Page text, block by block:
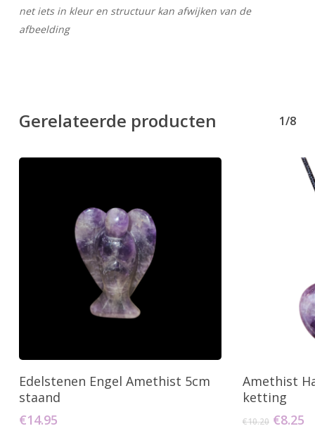
net iets in kleur en structuur kan afwijken van de
afbeelding
Gerelateerde producten 1/8
Toevoegen Aan Winkelwagen
Edelstenen Engel Amethist 5cm
staand
€14.95
Amethist
ketting
€10.20 €8.25